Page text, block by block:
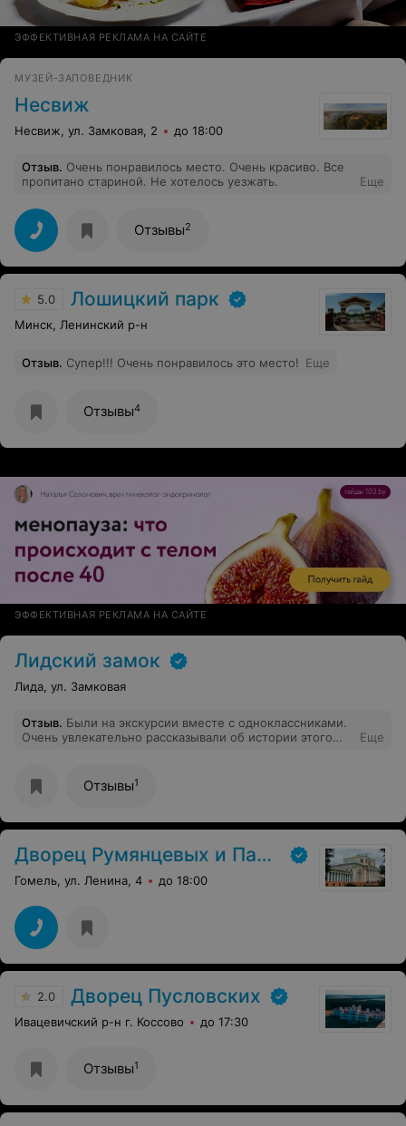
ЭФФЕКТИВНАЯ РЕКЛАМА НА САЙТЕ
МУЗЕЙ-ЗАПОВЕДНИК
Несвиж
Несвиж, ул. Замковая, 2 до 18:00
Отзыв. Очень понравилось место. Очень красиво. Все
пропитано стариной. Не хотелось уезжать.
Еще
Отзывы2
5.0 Лошицкий парк
Минск, Ленинский р-н
Отзыв. Супер!!! Очень понравилось это место! Еще
Отзывы4
ЭФФЕКТИВНАЯ РЕКЛАМА НА САЙТЕ
Лидский замок
Лида, ул. Замковая
Отзыв. Были на экскурсии вместе с одноклассниками.
Очень увлекательно рассказывали об истории этого
рыцарских костюмах учили, как топоры метать, мы на
мечах сражались, и на мягких, тренировочных, и на
Минска на автобусе добирались, потом назад! Очень
сказали, что скоро открывают новый объект где-то
около Минска. Так что советую посетить!
Еще
Отзывы1
Дворец Румянцевых и Паскевичей
Гомель, ул. Ленина, 4 до 18:00
2.0 Дворец Пусловских
Ивацевичский р-н г. Коссово до 17:30
Отзывы1